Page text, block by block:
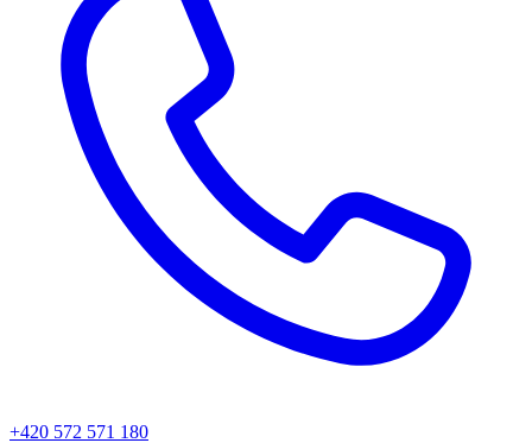
+420 572 571 180